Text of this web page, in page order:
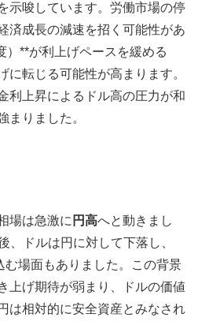
示唆しています。労働市場の停
済成長の減速を招く可能性があ
）**が利上げペースを緩める
に転じる可能性が高まります。
利上昇によるドル高の圧力が和
まりました。
場は急激に 円高へと動きまし
、ドルは円に対して下落し、
む場面もありました。この背景
上げ期待が弱まり、ドルの価値
は相対的に安全資産とみなされ